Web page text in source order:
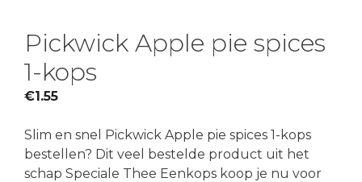
Pickwick Apple pie spices
1-kops
€1.55
Slim en snel Pickwick Apple pie spices 1-kops
bestellen? Dit veel bestelde product uit het
schap Speciale Thee Eenkops koop je nu voor